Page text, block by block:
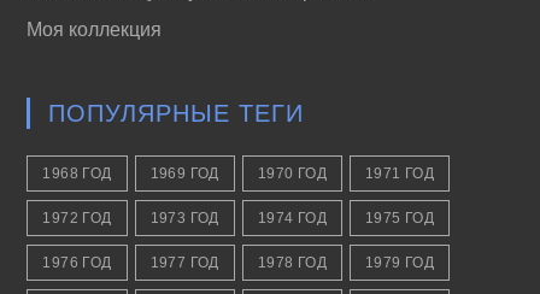
Моя коллекция
ПОПУЛЯРНЫЕ ТЕГИ
1968 ГОД 1969 ГОД 1970 ГОД 1971 ГОД
1972 ГОД 1973 ГОД 1974 ГОД 1975 ГОД
1976 ГОД 1977 ГОД 1978 ГОД 1979 ГОД